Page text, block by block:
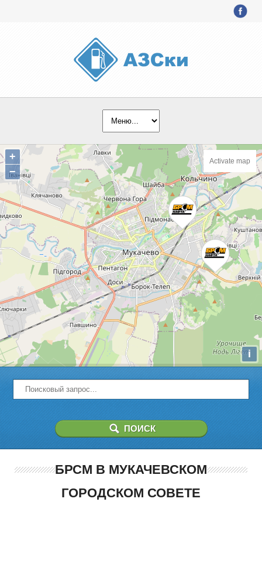
+
−
i
Activate map
БРСМ В МУКАЧЕВСКОМ
ГОРОДСКОМ СОВЕТЕ